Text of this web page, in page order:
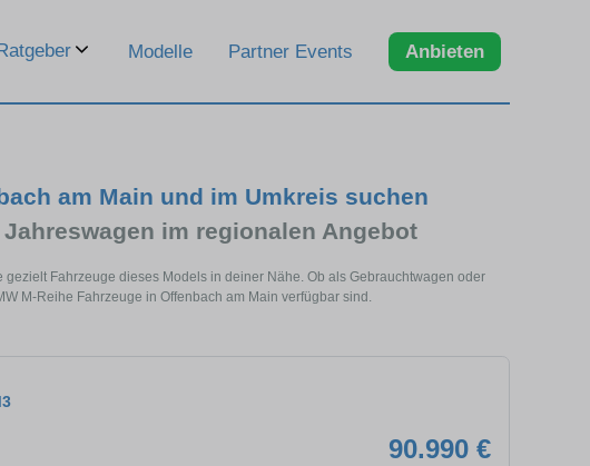
Modelle Partner Events Anbieten
am Main und im Umkreis suchen
im regionalen Angebot
Fahrzeuge dieses Models in deiner Nähe. Ob als Gebrauchtwagen oder
M-Reihe Fahrzeuge in Offenbach am Main verfügbar sind.
90.990 €